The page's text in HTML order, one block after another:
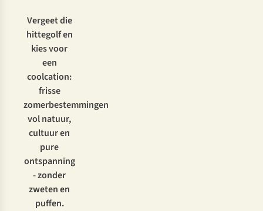
Vergeet die
hittegolf en
kies voor
een
coolcation:
frisse
zomerbestemmingen
vol natuur,
cultuur en
pure
ontspanning
- zonder
zweten en
puffen.